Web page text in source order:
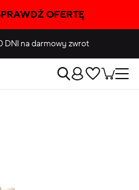
OFERTĘ
DNIna darmowy zwrot